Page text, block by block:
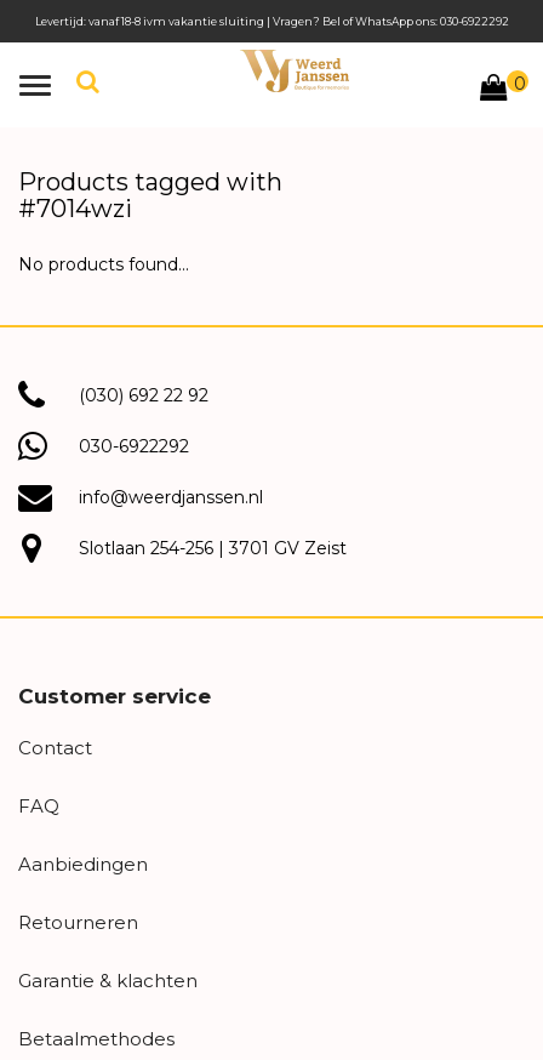
Toggle
0
Levertijd: vanaf 18-8 ivm vakantie sluiting | Vragen? Bel of WhatsApp ons: 030-6922292
Products tagged with
#7014wzi
No products found...
(030) 692 22 92
030-6922292
info@weerdjanssen.nl
Slotlaan 254-256 | 3701 GV Zeist
Customer service
Contact
FAQ
Aanbiedingen
Retourneren
Garantie & klachten
Betaalmethodes